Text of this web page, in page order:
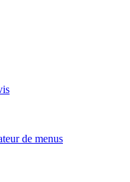
de menus